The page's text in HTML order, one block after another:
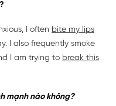
I often bite my lips
I also frequently smoke
I am trying to break this
mạnh nào không?